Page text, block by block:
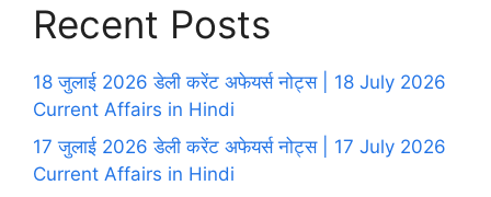
Recent Posts
18 जुलाई 2026 डेली करेंट अफेयर्स नोट्स | 18 July 2026
Current Affairs in Hindi
17 जुलाई 2026 डेली करेंट अफेयर्स नोट्स | 17 July 2026
Current Affairs in Hindi